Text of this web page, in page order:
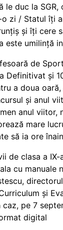
le duc la
zi / Statul îți
și îți cere
este umilință
de
Definitivat și
a doua
și anul
anul viitor,
mare
să ia ore
de clasa a
cu manuale
și
caz, pe 7
digital